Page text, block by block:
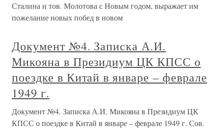
Сталина и тов. Молотова с Новым годом, выражает им
пожелание новых побед в новом
Документ №4. Записка А.И.
Микояна в Президиум ЦК КПСС о
поездке в Китай в январе – феврале
1949 г.
Документ №4. Записка А.И. Микояна в Президиум ЦК
КПСС о поездке в Китай в январе – феврале 1949 г. Сов.